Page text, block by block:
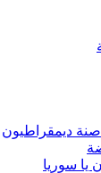
ديمقراطيون
يا سوريا